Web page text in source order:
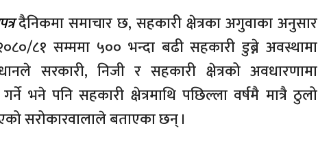
दैनिकमा समाचार छ, सहकारी क्षेत्रका अगुवाका अनुसार
८१ सम्ममा ५०० भन्दा बढी सहकारी डुब्ने अवस्थामा
सरकारी, निजी र सहकारी क्षेत्रको अवधारणामा
भने पनि सहकारी क्षेत्रमाथि पछिल्ला वर्षमै मात्रै ठुलो
सरोकारवालाले बताएका छन् ।